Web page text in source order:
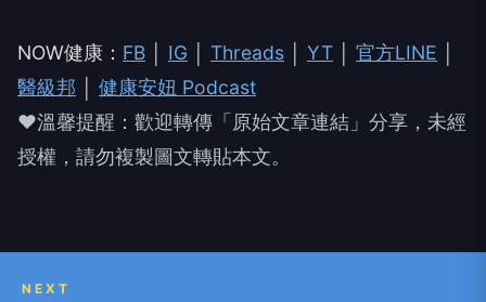
NOW健康： FB IG Threads YT 官方LINE
醫級邦
健康安妞 Podcast
❤溫馨提醒：歡迎轉傳「原始文章連結」分享，未經
授權，請勿複製圖文轉貼本文。
NEXT